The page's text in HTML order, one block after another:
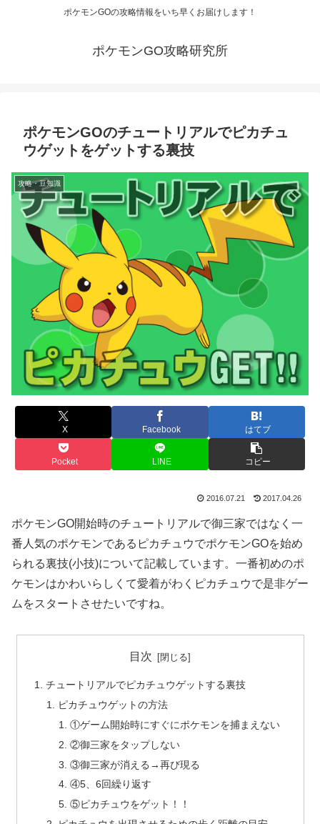
ポケモンGOの攻略情報をいち早くお届けします！
ポケモンGO攻略研究所
ポケモンGOのチュートリアルでピカチュ
ウゲットをゲットする裏技
攻略・豆知識
X Facebook はてブ
Pocket LINE コピー
2016.07.21 2017.04.26
ポケモンGO開始時のチュートリアルで御三家ではなく一
番人気のポケモンであるピカチュウでポケモンGOを始め
られる裏技(小技)について記載しています。一番初めのポ
ケモンはかわいらしくて愛着がわくピカチュウで是非ゲー
ムをスタートさせたいですね。
目次
チュートリアルでピカチュウゲットする裏技
ピカチュウゲットの方法
①ゲーム開始時にすぐにポケモンを捕まえない
②御三家をタップしない
③御三家が消える→再び現る
④5、6回繰り返す
⑤ピカチュウをゲット！！